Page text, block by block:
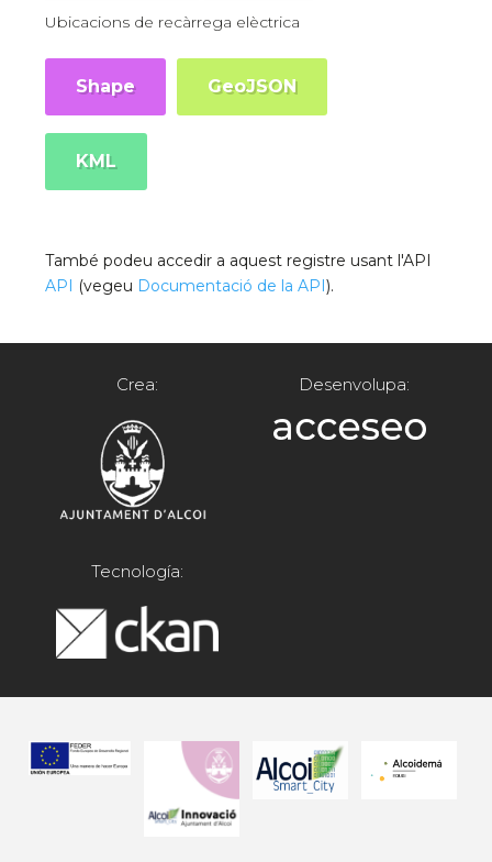
Ubicacions de recàrrega elèctrica
Shape GeoJSON
KML
També podeu accedir a aquest registre usant l'API
API (vegeu Documentació de la API).
Crea: Desenvolupa:
Tecnología: